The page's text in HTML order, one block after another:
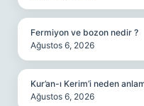
Fermiyon ve bozon nedir ?
Ağustos 6, 2026
Kur’an-ı Kerim’i neden
Ağustos 6, 2026